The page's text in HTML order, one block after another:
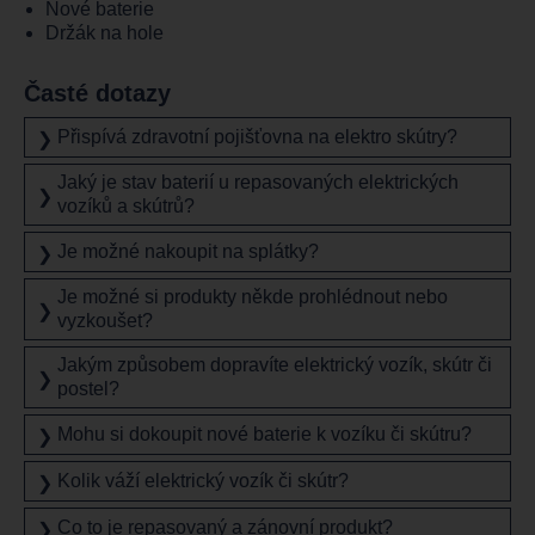
Nové baterie
Držák na hole
Časté dotazy
❯ Přispívá zdravotní pojišťovna na elektro skútry?
❯
Jaký je stav baterií u repasovaných elektrických
vozíků a skútrů?
❯ Je možné nakoupit na splátky?
❯
Je možné si produkty někde prohlédnout nebo
vyzkoušet?
❯
Jakým způsobem dopravíte elektrický vozík, skútr či
postel?
❯ Mohu si dokoupit nové baterie k vozíku či skútru?
❯ Kolik váží elektrický vozík či skútr?
❯ Co to je repasovaný a zánovní produkt?